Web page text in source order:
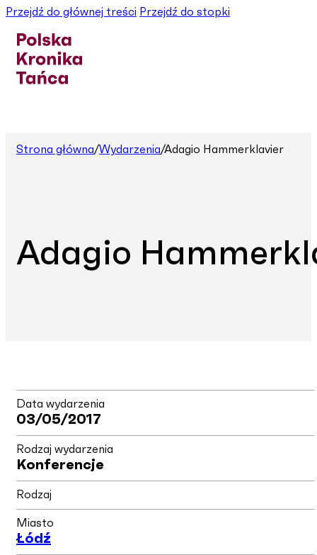
Przejdź do głównej treści Przejdź do stopki
Strona główna/Wydarzenia/Adagio Hammerklavier
Adagio
Data wydarzenia
03/05/2017
Rodzaj wydarzenia
Konferencje
Rodzaj
Miasto
Łódź